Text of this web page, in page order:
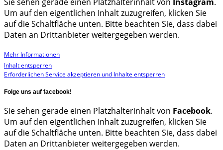
Um auf den eigentlichen Inhalt zuzugreifen, klicken Sie
auf die Schaltfläche unten. Bitte beachten Sie, dass dabei
Daten an Drittanbieter weitergegeben werden.
Mehr Informationen
Inhalt entsperren
Erforderlichen Service akzeptieren und Inhalte entsperren
Folge uns auf facebook!
Sie sehen gerade einen Platzhalterinhalt von Facebook.
Um auf den eigentlichen Inhalt zuzugreifen, klicken Sie
auf die Schaltfläche unten. Bitte beachten Sie, dass dabei
Daten an Drittanbieter weitergegeben werden.